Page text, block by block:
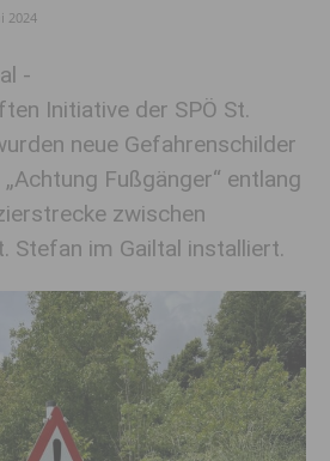
2024
-
Initiative der SPÖ St.
neue Gefahrenschilder
Fußgänger“ entlang
zwischen
Stefan im Gailtal installiert.